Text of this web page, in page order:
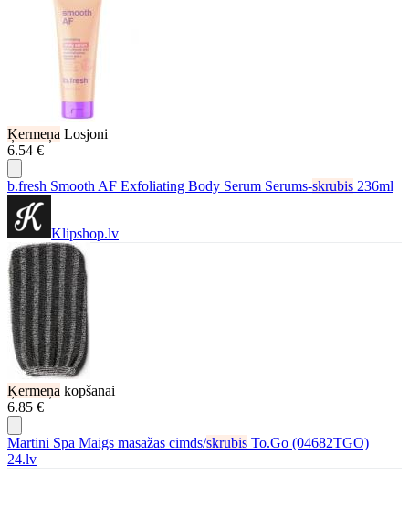
Ķermeņa Losjoni
6.54 €
b.fresh Smooth AF Exfoliating Body Serum Serums-skrubis 236ml
Klipshop.lv
Ķermeņa kopšanai
6.85 €
Martini Spa Maigs masāžas cimds/skrubis To.Go (04682TGO)
24.lv